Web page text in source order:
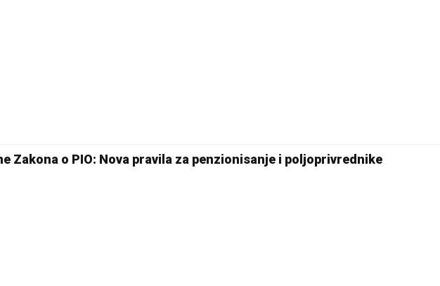
Zakona o PIO: Nova pravila za penzionisanje i poljoprivrednike